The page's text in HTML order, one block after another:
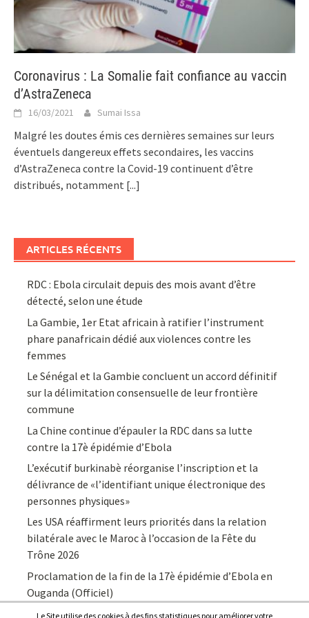
Coronavirus : La Somalie fait confiance au vaccin
d’AstraZeneca
16/03/2021 Sumai Issa
Malgré les doutes émis ces dernières semaines sur leurs
éventuels dangereux effets secondaires, les vaccins
d’AstraZeneca contre la Covid-19 continuent d’être
distribués, notamment [...]
ARTICLES RÉCENTS
RDC : Ebola circulait depuis des mois avant d’être
détecté, selon une étude
La Gambie, 1er Etat africain à ratifier l’instrument
phare panafricain dédié aux violences contre les
femmes
Le Sénégal et la Gambie concluent un accord définitif
sur la délimitation consensuelle de leur frontière
commune
La Chine continue d’épauler la RDC dans sa lutte
contre la 17è épidémie d’Ebola
L’exécutif burkinabè réorganise l’inscription et la
délivrance de «l’identifiant unique électronique des
personnes physiques»
Les USA réaffirment leurs priorités dans la relation
bilatérale avec le Maroc à l’occasion de la Fête du
Trône 2026
Proclamation de la fin de la 17è épidémie d’Ebola en
Ouganda (Officiel)
Le Site utilise des cookies à des fins statistiques pour améliorer votre